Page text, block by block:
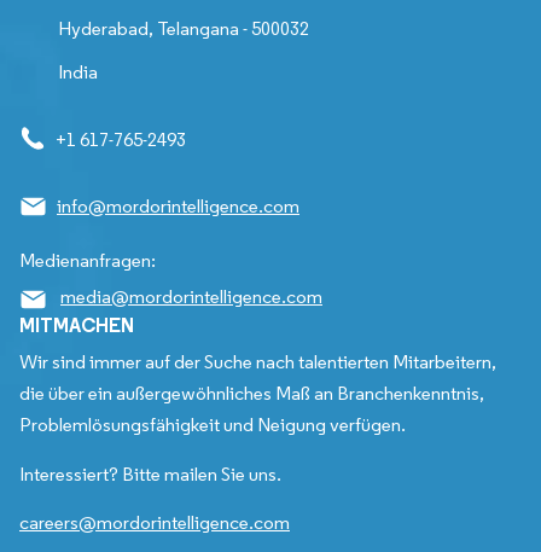
Hyderabad, Telangana - 500032
India
+1 617-765-2493
info@mordorintelligence.com
Medienanfragen:
media@mordorintelligence.com
MITMACHEN
Wir sind immer auf der Suche nach talentierten Mitarbeitern,
die über ein außergewöhnliches Maß an Branchenkenntnis,
Problemlösungsfähigkeit und Neigung verfügen.
Interessiert? Bitte mailen Sie uns.
careers@mordorintelligence.com